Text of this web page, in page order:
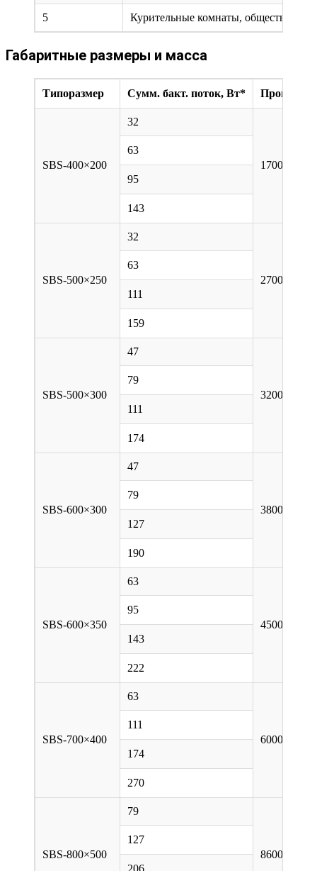
5 Курительные комнаты,
Габаритные размеры и масса
Типоразмер Сумм. бакт. поток, Вт* Произв.,
SBS-400×200
32
1700
63
95
143
SBS-500×250
32
2700
63
111
159
SBS-500×300
47
3200
79
111
174
SBS-600×300
47
3800
79
127
190
SBS-600×350
63
4500
95
143
222
SBS-700×400
63
6000
111
174
270
SBS-800×500
79
8600
127